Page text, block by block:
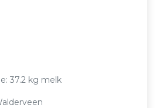
37.2 kg melk